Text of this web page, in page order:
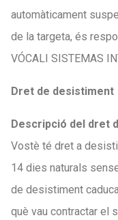
automàticament
de la targeta, és
VÓCALI SISTEMAS
Dret de desistiment
Descripció del dret
Vostè té dret a
14 dies naturals
de desistiment
què vau contractar el